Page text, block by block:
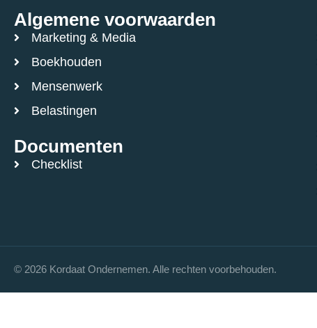
Algemene voorwaarden
Marketing & Media
Boekhouden
Mensenwerk
Belastingen
Documenten
Checklist
© 2026 Kordaat Ondernemen. Alle rechten voorbehouden.